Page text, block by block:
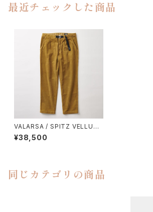
最近チェックした商品
VALARSA / SPITZ VELLUT
O 500
¥38,500
同じカテゴリの商品